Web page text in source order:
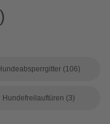
(106)
Hundefreilauftüren (3)